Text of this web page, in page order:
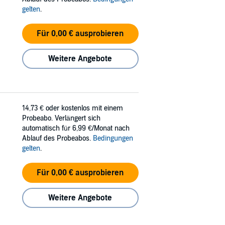
gelten.
Für 0,00 € ausprobieren
Weitere Angebote
14,73 € oder kostenlos mit einem
Probeabo. Verlängert sich
automatisch für 6,99 €/Monat nach
Ablauf des Probeabos. Bedingungen
gelten.
Für 0,00 € ausprobieren
Weitere Angebote